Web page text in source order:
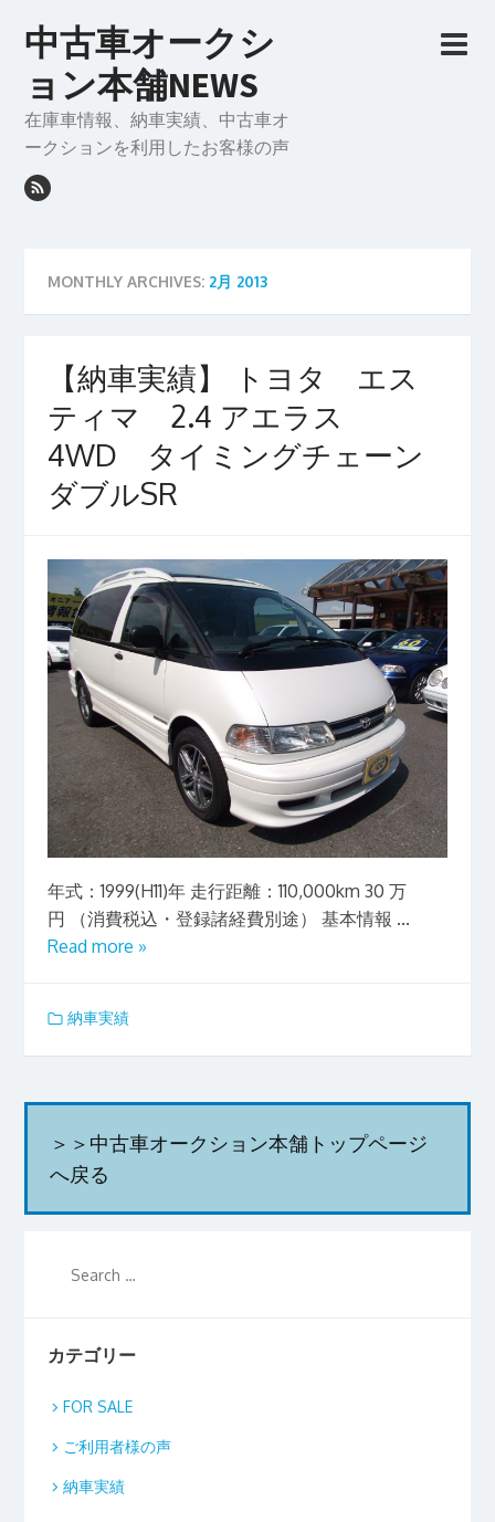
中古車オークシ
ョン本舗NEWS
在庫車情報、納車実績、中古車オ
ークションを利用したお客様の声
MONTHLY ARCHIVES: 2月 2013
【納車実績】 トヨタ エス
ティマ 2.4 アエラス
4WD タイミングチェーン
ダブルSR
年式：1999(H11)年 走行距離：110,000km 30 万
円 （消費税込・登録諸経費別途） 基本情報 ...
Read more »
納車実績
＞＞中古車オークション本舗トップページ
へ戻る
カテゴリー
FOR SALE
ご利用者様の声
納車実績